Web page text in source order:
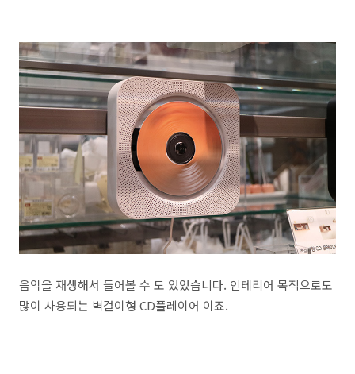
음악을 재생해서 들어볼 수 도 있었습니다. 인테리어 목적으로도
많이 사용되는 벽걸이형 CD플레이어 이죠.